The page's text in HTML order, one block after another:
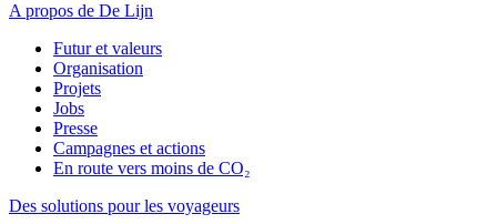
A propos de De Lijn
Futur et valeurs
Organisation
Projets
Jobs
Presse
Campagnes et actions
En route vers moins de CO₂
Des solutions pour les voyageurs